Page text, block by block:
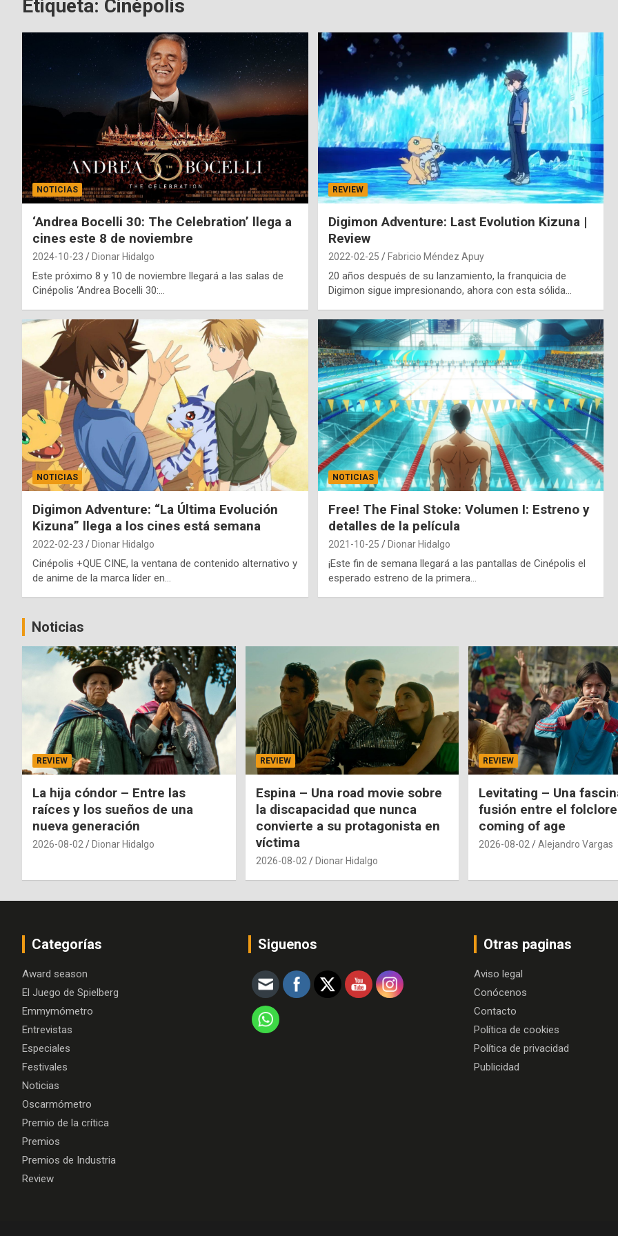
Etiqueta: Cinépolis
NOTICIAS
‘Andrea Bocelli 30: The Celebration’ llega a
cines este 8 de noviembre
2024-10-23 Dionar Hidalgo
Este próximo 8 y 10 de noviembre llegará a las salas de
Cinépolis ‘Andrea Bocelli 30:…
REVIEW
Digimon Adventure: Last Evolution Kizuna |
Review
2022-02-25 Fabricio Méndez Apuy
20 años después de su lanzamiento, la franquicia de
Digimon sigue impresionando, ahora con esta sólida…
NOTICIAS
Digimon Adventure: “La Última Evolución
Kizuna” llega a los cines está semana
2022-02-23 Dionar Hidalgo
Cinépolis +QUE CINE, la ventana de contenido alternativo y
de anime de la marca líder en…
NOTICIAS
Free! The Final Stoke: Volumen I: Estreno y
detalles de la película
2021-10-25 Dionar Hidalgo
¡Este fin de semana llegará a las pantallas de Cinépolis el
esperado estreno de la primera…
Noticias
REVIEW
La hija cóndor – Entre las
raíces y los sueños de una
nueva generación
2026-08-02 Dionar Hidalgo
REVIEW
Espina – Una road movie sobre
la discapacidad que nunca
convierte a su protagonista en
víctima
2026-08-02 Dionar Hidalgo
REVIEW
Levitating – Una
fusión entre el
coming of age
2026-08-02 Alejandro Vargas
Categorías
Award season
El Juego de Spielberg
Emmymómetro
Entrevistas
Especiales
Festivales
Noticias
Oscarmómetro
Premio de la crítica
Premios
Premios de Industria
Review
Siguenos Otras paginas
Aviso legal
Conócenos
Contacto
Política de cookies
Política de privacidad
Publicidad